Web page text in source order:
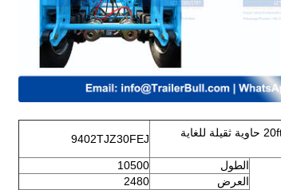
30 قدم الهيكل العظمي نصف مقطورة مع عنق الغوز ل 20ft حاوية ثقيلة للغاية
9402TJZ30FEJ
الطول
10500
العرض
2480